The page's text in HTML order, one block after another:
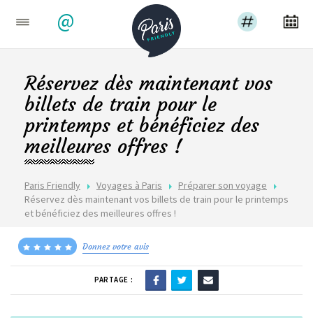
@
Paris Friendly Voyages à Paris
Préparer son voyage
Réservez dès maintenant vos billets de train pour le printemps
et bénéficiez des meilleures offres !
Réservez dès maintenant vos
billets de train pour le
printemps et bénéficiez des
meilleures offres !
Donnez votre avis
PARTAGE :